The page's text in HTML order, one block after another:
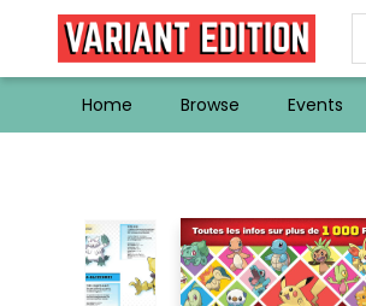
Home Browse Events